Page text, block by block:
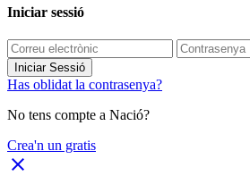
Iniciar sessió
Iniciar Sessió
Has oblidat la contrasenya?
No tens compte a Nació?
Crea'n un gratis
close